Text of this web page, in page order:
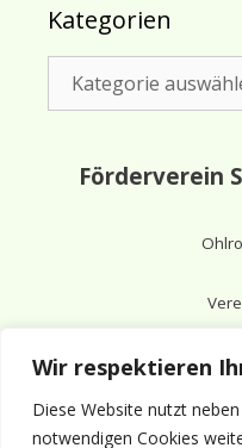
Wir respektieren
Diese Website nutzt
notwendigen Cookies
Kategorien
Förderverein
Stellv.